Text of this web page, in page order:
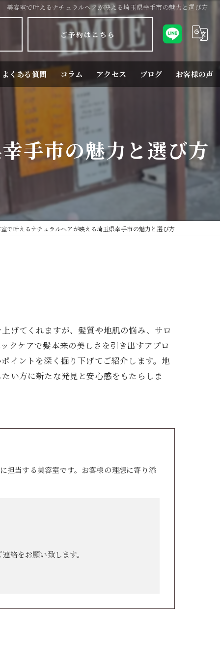
美容室で叶えるナチュラルヘアが映える埼玉県幸手市の魅力と選び方
ご予約はこちら
よくある質問 コラム アクセス ブログ お客様の声
手市の魅力と選び方
で叶えるナチュラルヘアが映える埼玉県幸手市の魅力と選び方
げてくれますが、髪質や地肌の悩み、サロ
クケアで髪本来の美しさを引き出すアプロ
イントを深く掘り下げてご紹介します。地
い方に新たな発見と安心感をもたらしま
担当する美容室です。お客様の理想に寄り添
絡をお願い致します。